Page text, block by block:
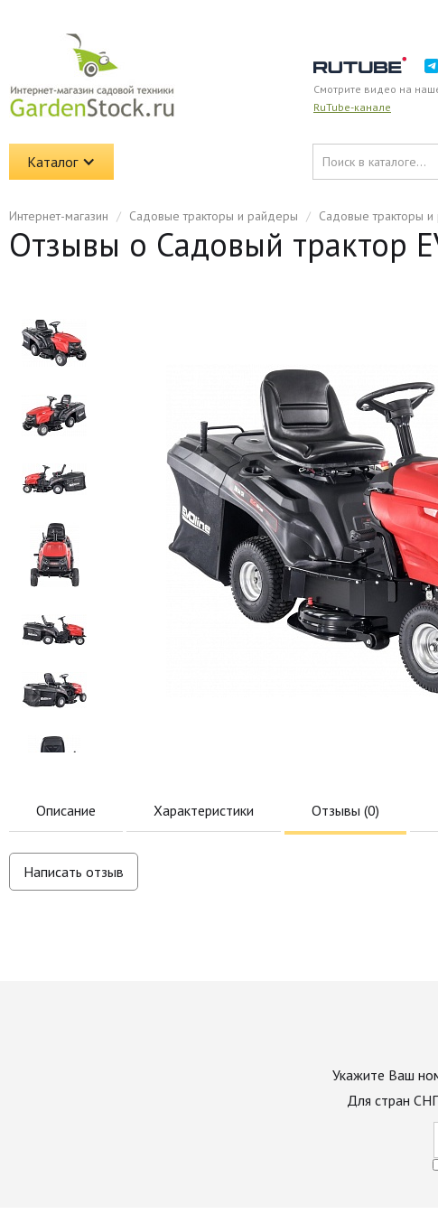
Смотрите видео на
RuTube-канале
Каталог
Интернет-магазин / Садовые тракторы и райдеры / Садовые тракторы
Отзывы о Садовый трактор
Описание Характеристики Отзывы (0)
Написать отзыв
Укажите Ваш
Для стран